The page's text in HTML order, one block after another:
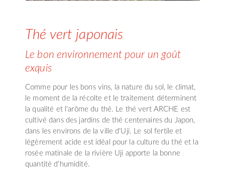
Thé vert japonais
Le bon environnement pour un goût
exquis
Comme pour les bons vins, la nature du sol, le climat,
le moment de la récolte et le traitement déterminent
la qualité et l'arôme du thé. Le thé vert ARCHE est
cultivé dans des jardins de thé centenaires du Japon,
dans les environs de la ville d'Uji. Le sol fertile et
légèrement acide est idéal pour la culture du thé et la
rosée matinale de la rivière Uji apporte la bonne
quantité d'humidité.